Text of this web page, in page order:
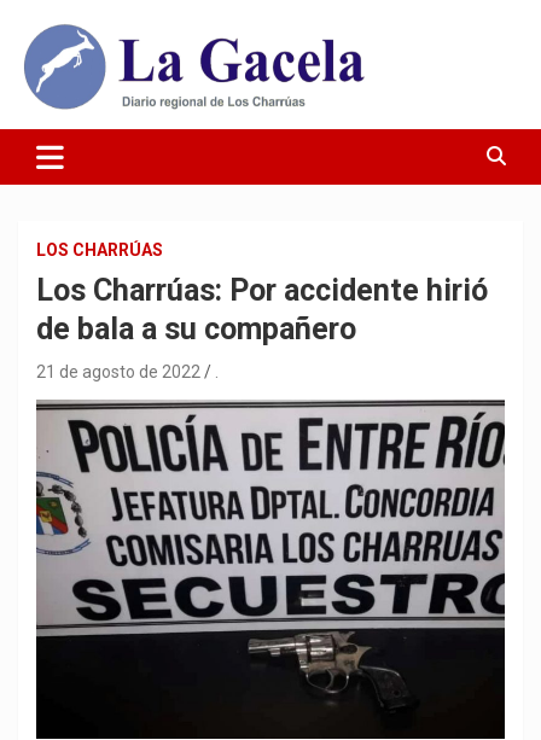
contenido
Diario La Gacela
LOS CHARRÚAS
Los Charrúas: Por accidente hirió
de bala a su compañero
21 de agosto de 2022